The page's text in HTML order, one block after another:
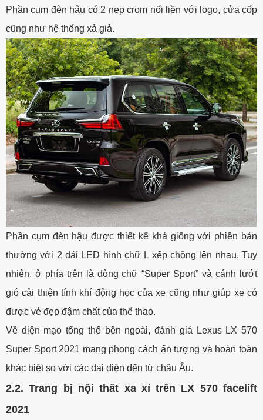
Phần cụm đèn hậu có 2 nẹp crom nối liền với logo, cửa cốp
cũng như hệ thống xả giả.
Phần cụm đèn hậu được thiết kế khá giống với phiên bản
thường với 2 dải LED hình chữ L xếp chồng lên nhau. Tuy
nhiên, ở phía trên là dòng chữ “Super Sport” và cánh lướt
gió cải thiện tính khí động học của xe cũng như giúp xe có
được vẻ đẹp đậm chất của thể thao.
Về diện mạo tổng thể bên ngoài, đánh giá Lexus LX 570
Super Sport 2021 mang phong cách ấn tượng và hoàn toàn
khác biệt so với các đại diện đến từ châu Âu.
2.2. Trang bị nội thất xa xỉ trên LX 570 facelift
2021